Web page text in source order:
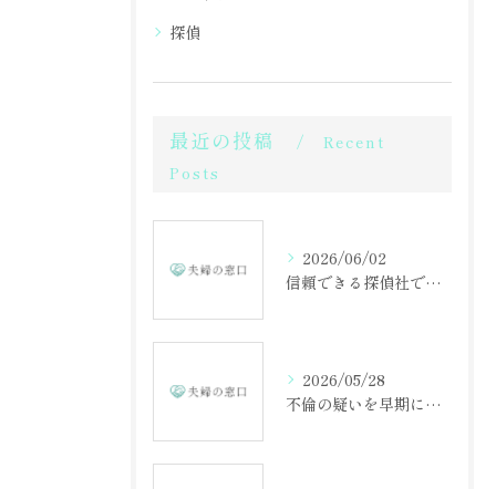
探偵
最近の投稿
Recent
Posts
2026/06/02
信頼できる探偵社で不倫調査を成功させる方法
2026/05/28
不倫の疑いを早期に見抜くための相談の重要性